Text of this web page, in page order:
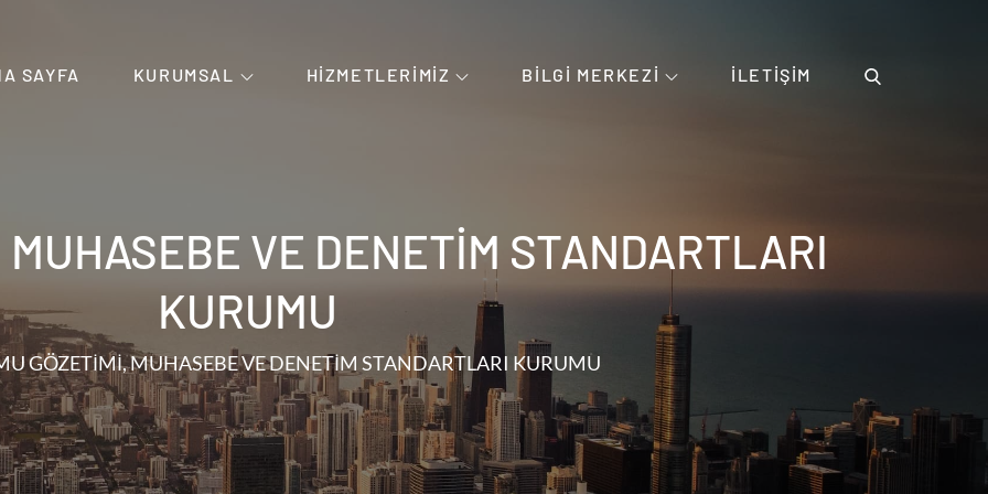
SAYFA KURUMSAL HIZMETLERIMIZ BILGI MERKEZI İLETIŞIM
VE DENETİM STANDARTLARI
KURUMU
GÖZETİMİ, MUHASEBE VE DENETİM STANDARTLARI KURUMU